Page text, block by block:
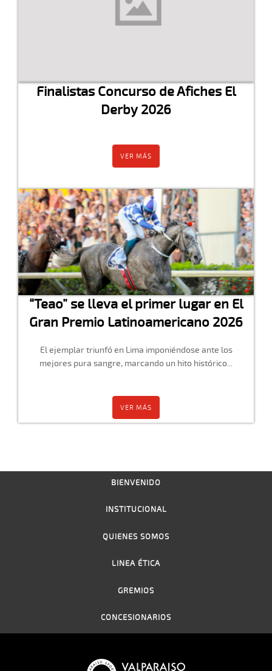
Finalistas Concurso de Afiches El
Derby 2026
VER MÁS
“Teao” se lleva el primer lugar en El
Gran Premio Latinoamericano 2026
El ejemplar triunfó en Lima imponiéndose ante los
mejores pura sangre, marcando un hito histórico...
VER MÁS
BIENVENIDO
INSTITUCIONAL
QUIENES SOMOS
LINEA ÉTICA
GREMIOS
CONCESIONARIOS